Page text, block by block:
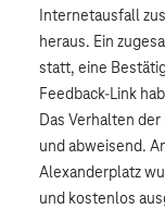
Internetausfall
heraus. Ein
statt, eine
Feedback-Link
Das Verhalten
und abweisend.
Alexanderplatz
und kostenlos